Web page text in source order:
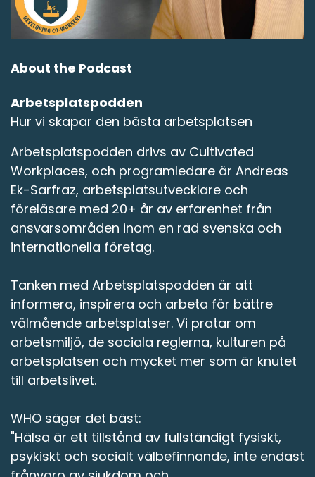
About the Podcast
Arbetsplatspodden
Hur vi skapar den bästa arbetsplatsen
Arbetsplatspodden drivs av Cultivated
Workplaces, och programledare är Andreas
Ek-Sarfraz, arbetsplatsutvecklare och
föreläsare med 20+ år av erfarenhet från
ansvarsområden inom en rad svenska och
internationella företag.
Tanken med Arbetsplatspodden är att
informera, inspirera och arbeta för bättre
välmående arbetsplatser. Vi pratar om
arbetsmiljö, de sociala reglerna, kulturen på
arbetsplatsen och mycket mer som är knutet
till arbetslivet.
WHO säger det bäst:
"Hälsa är ett tillstånd av fullständigt fysiskt,
psykiskt och socialt välbefinnande, inte endast